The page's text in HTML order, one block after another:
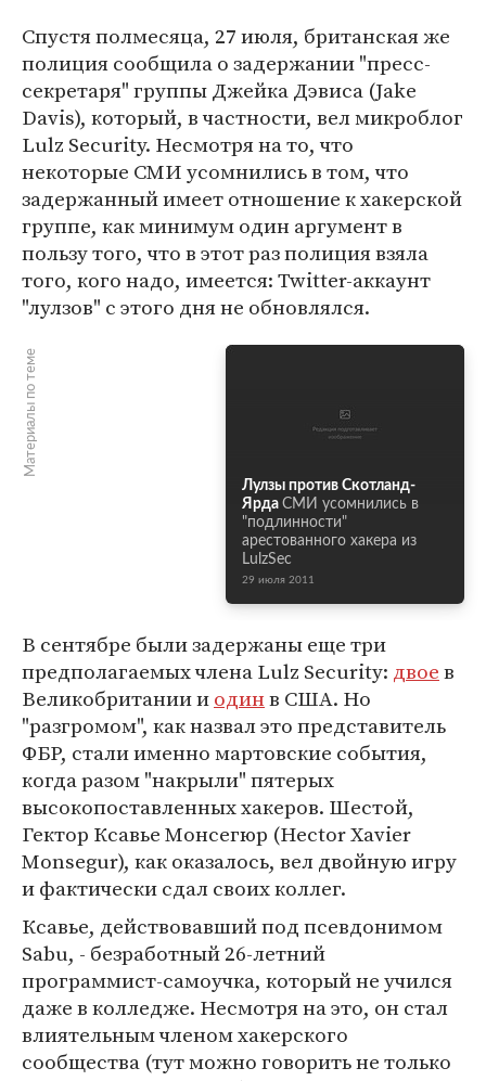
Спустя полмесяца, 27 июля, британская же
полиция сообщила о задержании "пресс-
секретаря" группы Джейка Дэвиса (Jake
Davis), который, в частности, вел микроблог
Lulz Security. Несмотря на то, что
некоторые СМИ усомнились в том, что
задержанный имеет отношение к хакерской
группе, как минимум один аргумент в
пользу того, что в этот раз полиция взяла
того, кого надо, имеется: Twitter-аккаунт
"лулзов" с этого дня не обновлялся.
Материалы по теме
Лулзы против Скотланд-
Ярда СМИ усомнились в
"подлинности"
арестованного хакера из
LulzSec
29 июля 2011
В сентябре были задержаны еще три
предполагаемых члена Lulz Security: двоев
Великобритании иодинв США. Но
"разгромом", как назвал это представитель
ФБР, стали именно мартовские события,
когда разом "накрыли" пятерых
высокопоставленных хакеров. Шестой,
Гектор Ксавье Монсегюр (Hector Xavier
Monsegur), как оказалось, вел двойную игру
и фактически сдал своих коллег.
Ксавье, действовавший под псевдонимом
Sabu, - безработный 26-летний
программист-самоучка, который не учился
даже в колледже. Несмотря на это, он стал
влиятельным членом хакерского
сообщества (тут можно говорить не только